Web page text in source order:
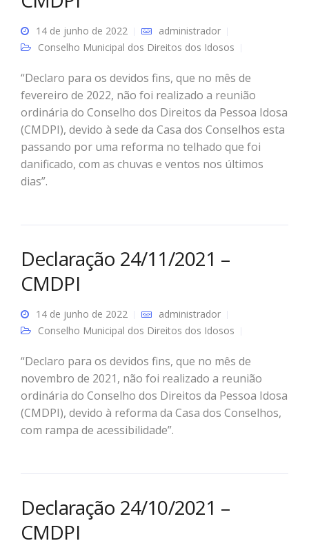
14 de junho de 2022
administrador
Conselho Municipal dos Direitos dos Idosos
“Declaro para os devidos fins, que no mês de
fevereiro de 2022, não foi realizado a reunião
ordinária do Conselho dos Direitos da Pessoa Idosa
(CMDPI), devido à sede da Casa dos Conselhos esta
passando por uma reforma no telhado que foi
danificado, com as chuvas e ventos nos últimos
dias”.
Declaração 24/11/2021 –
CMDPI
14 de junho de 2022
administrador
Conselho Municipal dos Direitos dos Idosos
“Declaro para os devidos fins, que no mês de
novembro de 2021, não foi realizado a reunião
ordinária do Conselho dos Direitos da Pessoa Idosa
(CMDPI), devido à reforma da Casa dos Conselhos,
com rampa de acessibilidade”.
Declaração 24/10/2021 –
CMDPI